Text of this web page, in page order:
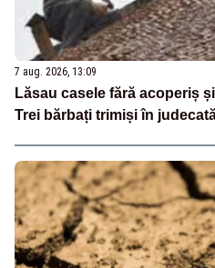
7 aug. 2026, 13:09
Lăsau casele fără acoperiș
Trei bărbați trimiși în